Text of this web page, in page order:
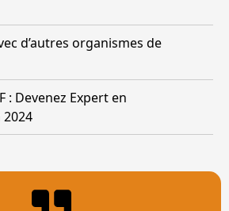
d’autres organismes de
: Devenez Expert en